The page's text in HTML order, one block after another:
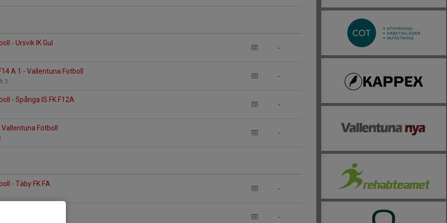
-
- Ursvik IK Gul
-
A 1 - Vallentuna Fotboll
3
-
- Spånga IS FK F12A
-
Fotboll
-
- Täby FK FA
-